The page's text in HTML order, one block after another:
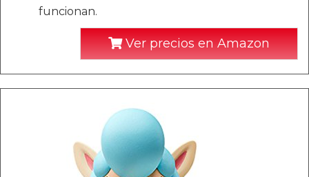
funcionan.
Ver precios en Amazon